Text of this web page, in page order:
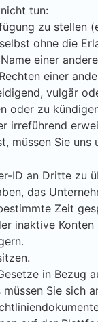
tun:
zu stellen
ohne die
einer
einer
vulgär
oder zu
irreführend
müssen Sie
ID an Dritte zu
das
Zeit
inaktive
in Bezug
Sie sich